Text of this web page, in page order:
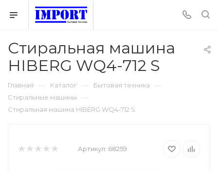
Стиральная машина
HIBERG WQ4-712 S
Главная — Каталог — Бытовая техника —
Стиральные машины —
Стиральная машина HIBERG WQ4-712 S
Артикул: 68259